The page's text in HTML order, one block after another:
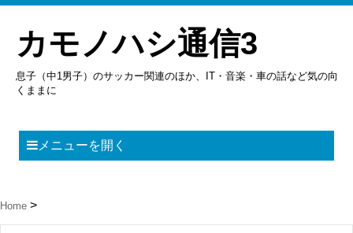
カモノハシ通信3
息子（中1男子）のサッカー関連のほか、IT・音楽・車の話など気の向
くままに
メニューを開く
Home